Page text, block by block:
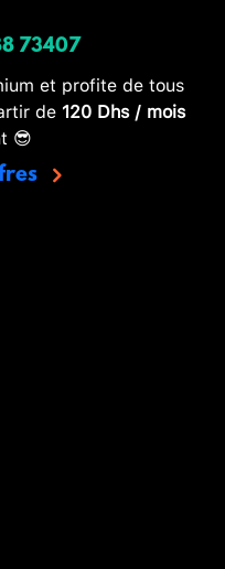
73407
et profite de tous
de 120 Dhs / mois
😎